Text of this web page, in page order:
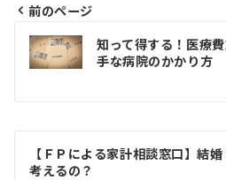
投
稿
ナ
ビ
前のページ
知って得する！医療
手な病院のかかり方
【ＦＰによる家計相談窓口】結
考えるの？